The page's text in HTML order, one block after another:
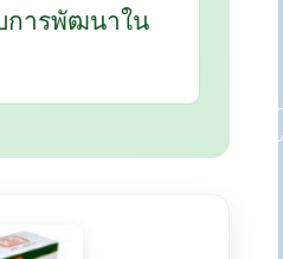
การพัฒนาใน